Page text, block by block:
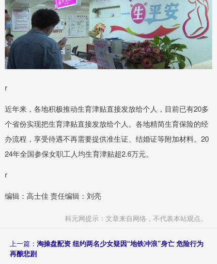
r
近年来，各地积极推动生育津贴直接发放给个人，目前已有20多
个省份实现把生育津贴直接发放给个人。各地精简生育保险的经
办流程，享受待遇不再需要提供准生证、结婚证等附加材料。20
24年全国参保女职工人均生育津贴超2.6万元。
r
编辑：高士佳 责任编辑：刘亮
科元网提示：文章来自网络，不代表本站观点。
上一篇： 淘操盘配资 纽约两名少女疑因“地铁冲浪”身亡 危险行为
再酿悲剧